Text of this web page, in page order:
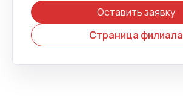
Оставить заявку
Страница филиала